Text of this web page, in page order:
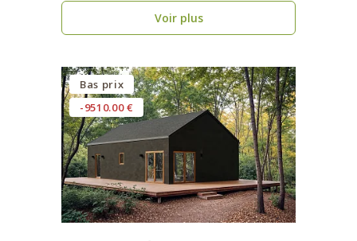
Voir plus
Bas prix
-9510.00 €